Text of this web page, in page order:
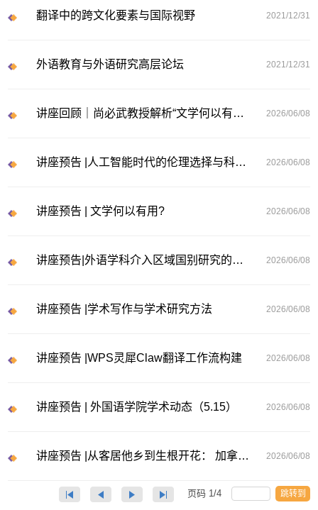
翻译中的跨文化要素与国际视野 2021/12/31
外语教育与外语研究高层论坛 2021/12/31
讲座回顾｜尚必武教授解析“文学何以有用？” 2026/06/08
讲座预告 |人工智能时代的伦理选择与科学选择 2026/06/08
讲座预告 | 文学何以有用? 2026/06/08
讲座预告|外语学科介入区域国别研究的路径——以时空体为例 2026/06/08
讲座预告 |学术写作与学术研究方法 2026/06/08
讲座预告 |WPS灵犀Claw翻译工作流构建 2026/06/08
讲座预告 | 外国语学院学术动态（5.15） 2026/06/08
讲座预告 |从客居他乡到生根开花： 加拿大华人移民的适应、融入... 2026/06/08
页码 1/4 跳转到